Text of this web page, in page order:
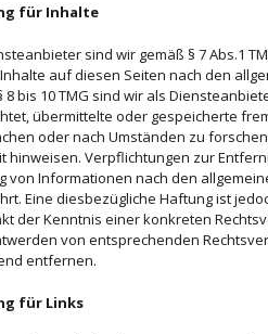
für Inhalte
sind wir gemäß § 7 Abs.1
auf diesen Seiten nach den
8 bis 10 TMG sind wir als
übermittelte oder gespeicherte
oder nach Umständen zu
hinweisen. Verpflichtungen zur
von Informationen nach den
Eine diesbezügliche Haftung ist
der Kenntnis einer konkreten
von entsprechenden
entfernen.
für Links